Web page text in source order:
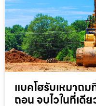
แบคโฮรับเหมาถ
ถอน จบไวในที่เดี